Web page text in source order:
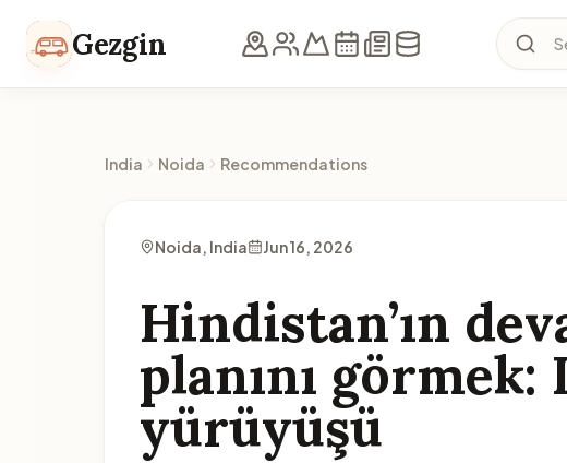
Gezgin Search
India Noida Recommendations
Noida, India Jun 16, 2026
Hindistan’ın
planını görmek:
yürüyüşü